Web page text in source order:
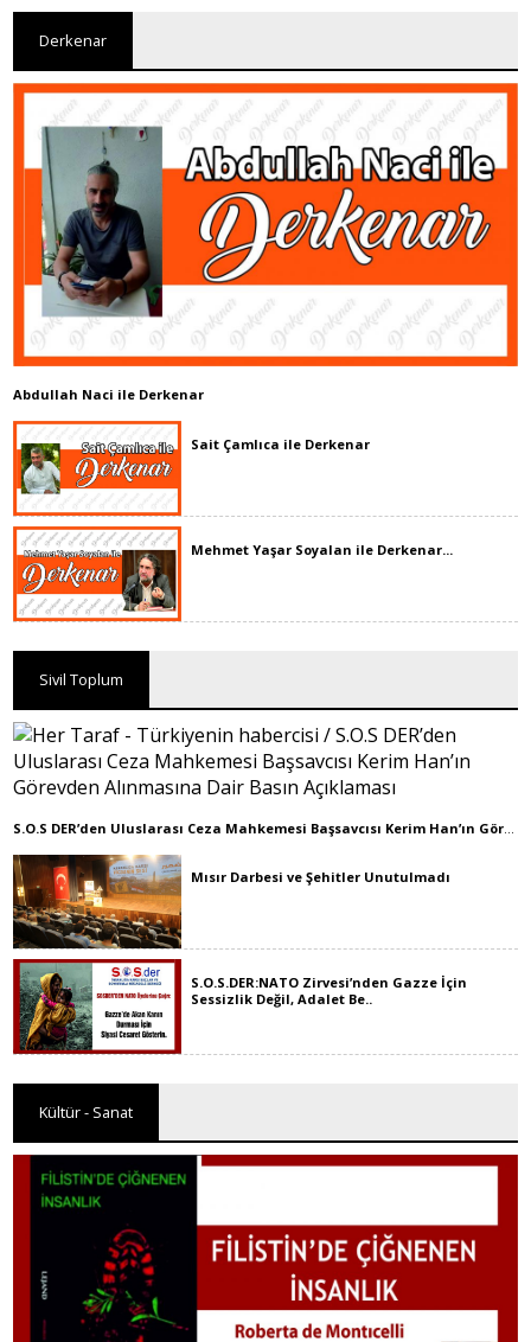
Derkenar
Abdullah Naci ile Derkenar
Sait Çamlıca ile Derkenar
Mehmet Yaşar Soyalan ile Derkenar...
Sivil Toplum
Mısır Darbesi ve Şehitler Unutulmadı
S.O.S.DER:NATO Zirvesi’nden Gazze İçin
Sessizlik Değil, Adalet Be..
Kültür - Sanat